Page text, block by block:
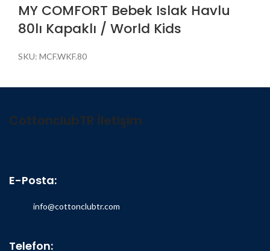
MY COMFORT Bebek Islak Havlu
80lı Kapaklı / World Kids
SKU: MCF.WKF.80
CottonclubTR İletişim
E-Posta:
info@cottonclubtr.com
Telefon: